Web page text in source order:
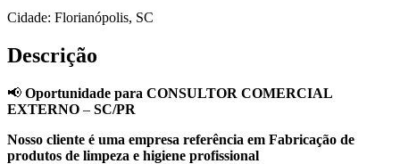
Cidade: Florianópolis, SC
Descrição
📢 Oportunidade para CONSULTOR COMERCIAL
EXTERNO – SC/PR
Nosso cliente é uma empresa referência em Fabricação de
produtos de limpeza e higiene profissional